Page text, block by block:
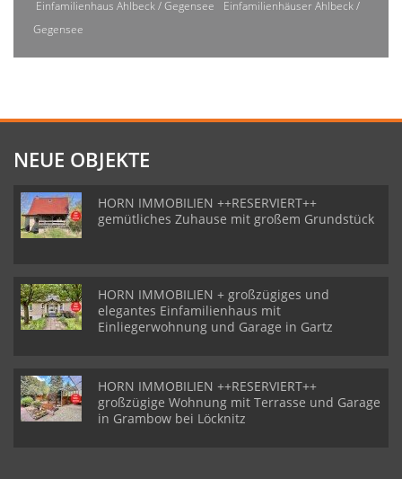
Einfamilienhaus Ahlbeck / Gegensee
Einfamilienhäuser Ahlbeck /
Gegensee
NEUE OBJEKTE
HORN IMMOBILIEN ++RESERVIERT++
gemütliches Zuhause mit großem Grundstück
HORN IMMOBILIEN + großzügiges und
elegantes Einfamilienhaus mit
Einliegerwohnung und Garage in Gartz
HORN IMMOBILIEN ++RESERVIERT++
großzügige Wohnung mit Terrasse und Garage
in Grambow bei Löcknitz